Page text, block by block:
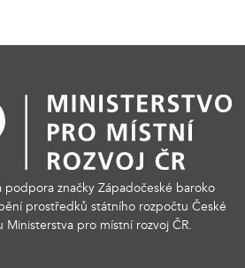
podpora značky Západočeské baroko
prostředků státního rozpočtu České
pro místní rozvoj ČR.